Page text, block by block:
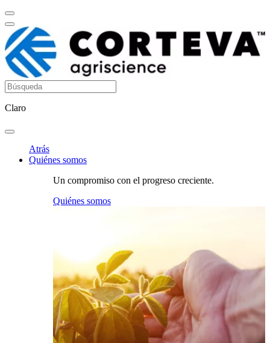
Claro
Atrás
Quiénes somos
Un compromiso con el progreso creciente.
Quiénes somos